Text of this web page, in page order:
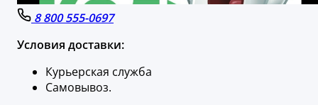
8 800 555-0697
Условия доставки:
Курьерская служба
Самовывоз.